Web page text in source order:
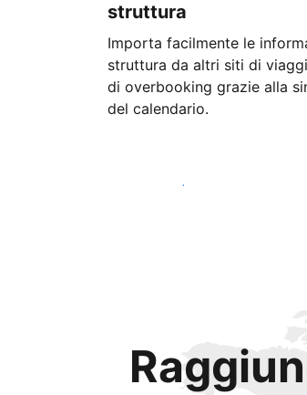
struttura
Importa facilmente le
struttura da altri siti di
di overbooking grazie alla
del calendario.
Inizia oggi stesso